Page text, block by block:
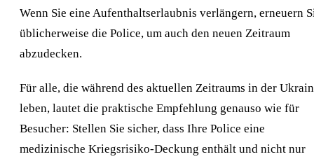
Wenn Sie eine Aufenthaltserlaubnis verlängern, erneuern
üblicherweise die Police, um auch den neuen Zeitraum
abzudecken.
Für alle, die während des aktuellen Zeitraums in der
leben, lautet die praktische Empfehlung genauso wie für
Besucher: Stellen Sie sicher, dass Ihre Police eine
medizinische Kriegsrisiko-Deckung enthält und nicht nur